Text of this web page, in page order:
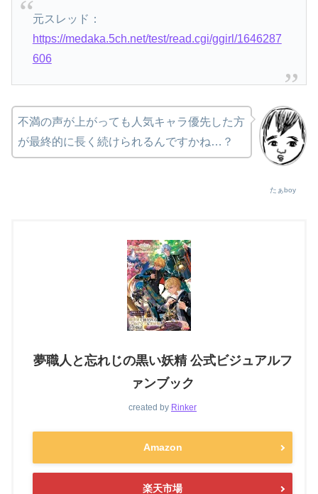
元スレッド：
https://medaka.5ch.net/test/read.cgi/ggirl/1646287
606
たぁboy
不満の声が上がっても人気キャラ優先した方
が最終的に長く続けられるんですかね…？
夢職人と忘れじの黒い妖精 公式ビジュアルフ
ァンブック
created by Rinker
Amazon
楽天市場